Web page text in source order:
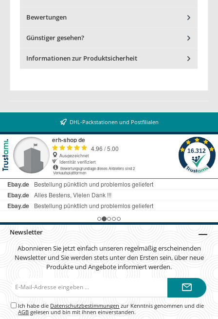
Bewertungen
Günstiger gesehen?
Informationen zur Produktsicherheit
DHL-Packstationen und Postfilialen
Newsletter
Abonnieren Sie jetzt einfach unseren regelmäßig erscheinenden
Newsletter und Sie werden stets unter den Ersten sein, über neue
Produkte und Angebote informiert werden.
Ich habe die Datenschutzbestimmungen zur Kenntnis genommen und die
AGB gelesen und bin mit ihnen einverstanden.